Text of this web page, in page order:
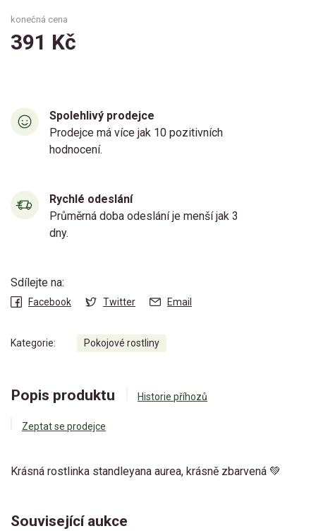
konečná cena
391 Kč
Spolehlivý prodejce
Prodejce má více jak 10 pozitivních
hodnocení.
Rychlé odeslání
Průměrná doba odeslání je menší jak 3
dny.
Sdílejte na:
Facebook Twitter Email
Kategorie: Pokojové rostliny
Popis produktu Historie příhozů
Zeptat se prodejce
Krásná rostlinka standleyana aurea, krásně zbarvená 💚
Související aukce